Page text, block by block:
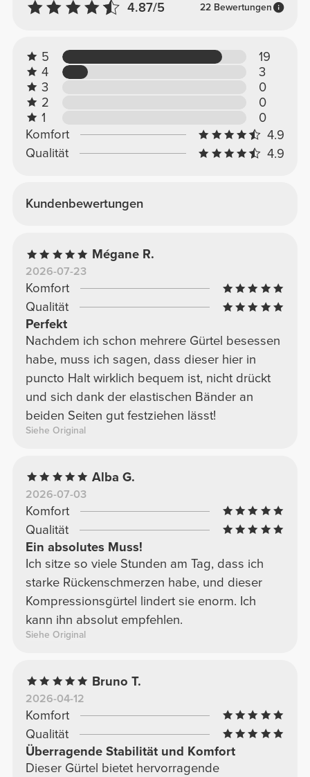
4.87/5 22 Bewertungen
5
19
4
3
3
0
2
0
1
0
Komfort
4.9
Qualität
4.9
Kundenbewertungen
Mégane R.
2026-07-23
Komfort
Qualität
Perfekt
Nachdem ich schon mehrere Gürtel besessen
habe, muss ich sagen, dass dieser hier in
puncto Halt wirklich bequem ist, nicht drückt
und sich dank der elastischen Bänder an
beiden Seiten gut festziehen lässt!
Siehe Original
Alba G.
2026-07-03
Komfort
Qualität
Ein absolutes Muss!
Ich sitze so viele Stunden am Tag, dass ich
starke Rückenschmerzen habe, und dieser
Kompressionsgürtel lindert sie enorm. Ich
kann ihn absolut empfehlen.
Siehe Original
Bruno T.
2026-04-12
Komfort
Qualität
Überragende Stabilität und Komfort
Dieser Gürtel bietet hervorragende